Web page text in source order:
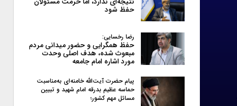
حفظ شود
رضا رخسایی:
حفظ همگرایی و حضور میدانی مردم
مبعوث شده، هدف اصلی وحدت
مورد اشاره امام جامعه
پیام حضرت آیت‌الله خامنه‌ای به‌مناسبت
حماسه عظیم بدرقه امام شهید و تبیین
مسائل مهم کشور؛